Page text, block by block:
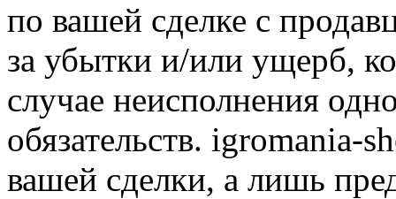
по вашей сделке с
за убытки и/или ущерб,
случае неисполнения
обязательств. igromania-
вашей сделки, а лишь